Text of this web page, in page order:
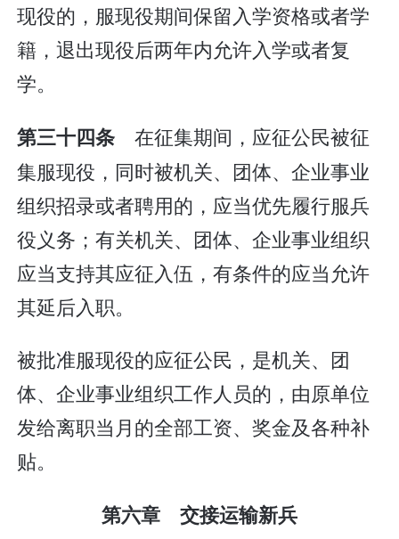
现役的，服现役期间保留入学资格或者学
籍，退出现役后两年内允许入学或者复
学。
第三十四条 在征集期间，应征公民被征
集服现役，同时被机关、团体、企业事业
组织招录或者聘用的，应当优先履行服兵
役义务；有关机关、团体、企业事业组织
应当支持其应征入伍，有条件的应当允许
其延后入职。
被批准服现役的应征公民，是机关、团
体、企业事业组织工作人员的，由原单位
发给离职当月的全部工资、奖金及各种补
贴。
第六章 交接运输新兵